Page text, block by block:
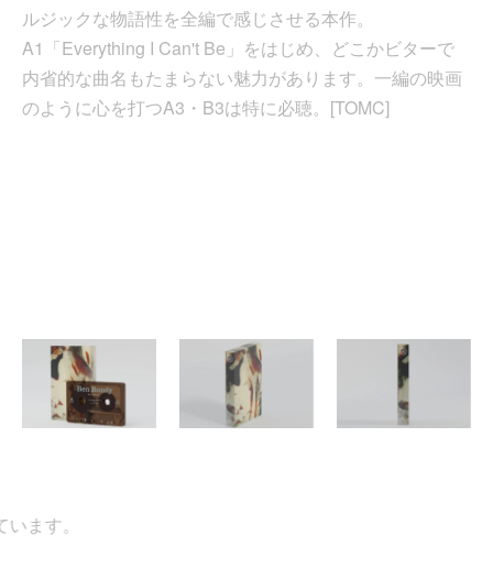
ルジックな物語性を全編で感じさせる本作。
A1「Everything I Can't Be」をはじめ、どこかビターで
内省的な曲名もたまらない魅力があります。一編の映画
のように心を打つA3・B3は特に必聴。[TOMC]
す。